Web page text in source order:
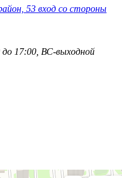
53 вход со стороны
17:00, ВС-выходной